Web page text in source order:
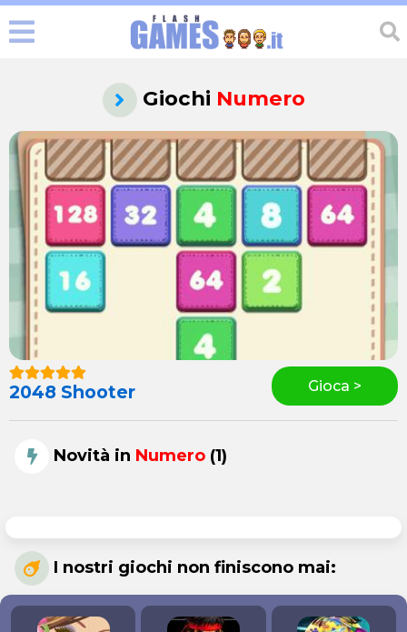
Giochi Numero
2048 Shooter Gioca >
Novità in Numero (1)
I nostri giochi non finiscono mai: